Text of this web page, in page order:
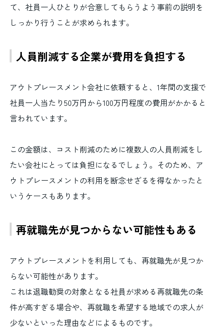
て、社員一人ひとりが合意してもらうよう事前の説明を
しっかり行うことが求められます。
人員削減する企業が費用を負担する
アウトプレースメント会社に依頼すると、1年間の支援で
社員一人当たり50万円から100万円程度の費用がかかると
言われています。
この金額は、コスト削減のために複数人の人員削減をし
たい会社にとっては負担になるでしょう。そのため、ア
ウトプレースメントの利用を断念せざるを得なかったと
いうケースもあります。
再就職先が見つからない可能性もある
アウトプレースメントを利用しても、再就職先が見つか
らない可能性があります。
これは退職勧奨の対象となる社員が求める再就職先の条
件が高すぎる場合や、再就職を希望する地域での求人が
少ないといった理由などによるものです。